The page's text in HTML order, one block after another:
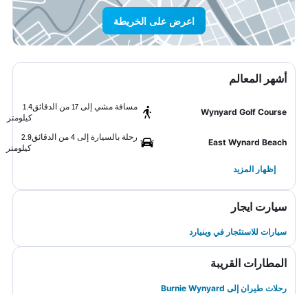
اعرض على الخريطة
أشهر المعالم
Wynyard Golf Course
مسافة مشي إلى 17 من الدقائق
1.4
كيلومتر
East Wynard Beach
رحلة بالسيارة إلى 4 من الدقائق
2.9
كيلومتر
إظهار المزيد
سيارت ايجار
سيارات للاستئجار في وينيارد
المطارات القريبة
رحلات طيران إلى Burnie Wynyard